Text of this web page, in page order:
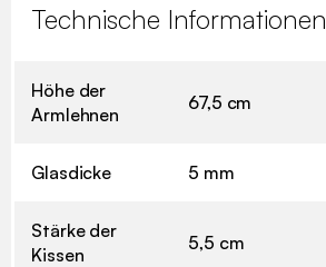
Technische Informationen
Höhe der
Armlehnen
67,5 cm
Glasdicke 5 mm
Stärke der
Kissen
5,5 cm